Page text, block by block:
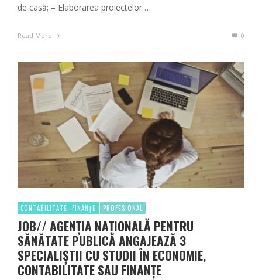
de casă; – Elaborarea proiectelor …
Read More 0
CONTABILITATE, FINANȚE PROFESIONAL
JOB// AGENȚIA NAȚIONALĂ PENTRU
SĂNĂTATE PUBLICĂ ANGAJEAZĂ 3
SPECIALIȘTII CU STUDII ÎN ECONOMIE,
CONTABILITATE SAU FINANȚE